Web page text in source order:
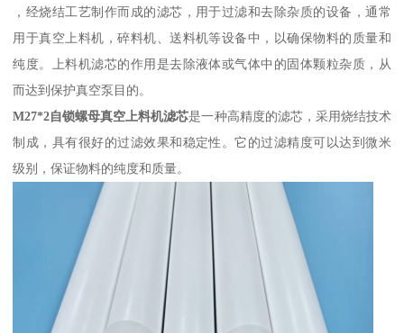
，经烧结工艺制作而成的滤芯，用于过滤和去除杂质的设备，通常
用于真空上料机，碎料机、送料机等设备中，以确保物料的质量和
纯度。上料机滤芯的作用是去除液体或气体中的固体颗粒杂质，从
而达到保护真空泵目的。
M27*2自锁螺母真空上料机滤芯是一种高精度的滤芯，采用烧结技术
制成，具有很好的过滤效果和稳定性。它的过滤精度可以达到微米
级别，保证物料的纯度和质量。